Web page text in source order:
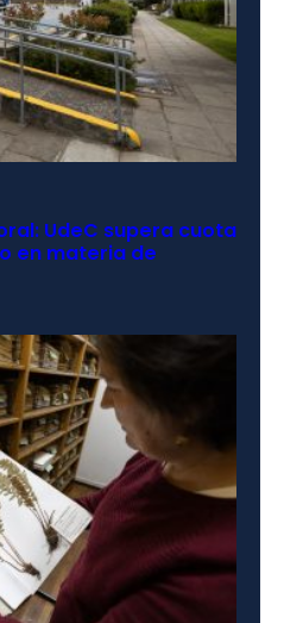
UdeC supera cuota
en materia de